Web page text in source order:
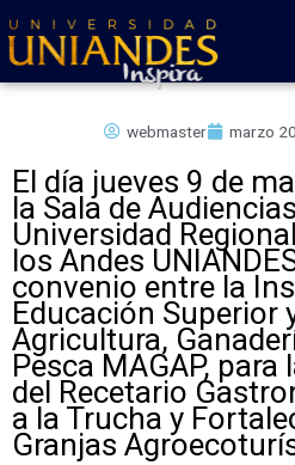
al
contenido
webmaster marzo
El día jueves 9 de
la Sala de
Universidad
los Andes
convenio entre la
Educación Superior
Agricultura,
Pesca MAGAP, para
del Recetario
a la Trucha y
Granjas